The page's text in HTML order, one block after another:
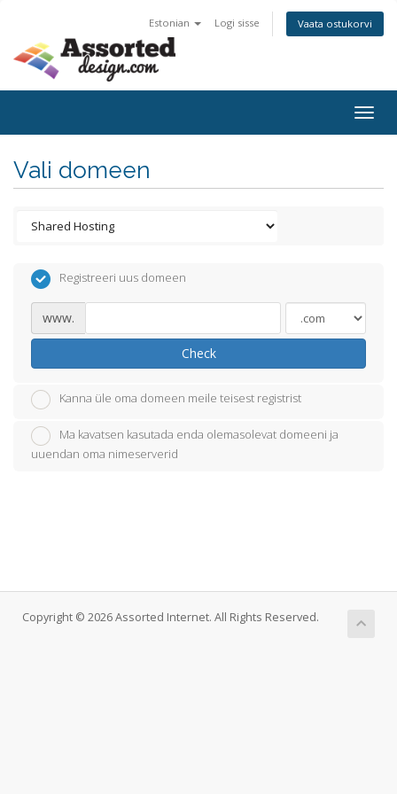
Estonian Logi sisse Vaata ostukorvi
Vali domeen
Registreeri uus domeen
www.
Check
Kanna üle oma domeen meile teisest registrist
Ma kavatsen kasutada enda olemasolevat domeeni ja
uuendan oma nimeserverid
Copyright © 2026 Assorted Internet. All Rights Reserved.